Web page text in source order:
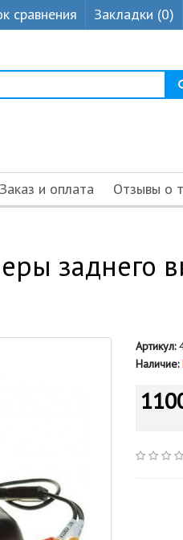
сравнения Закладки (0)
Заказ и оплата Отзывы о
заднего
Артикул:
Наличие: